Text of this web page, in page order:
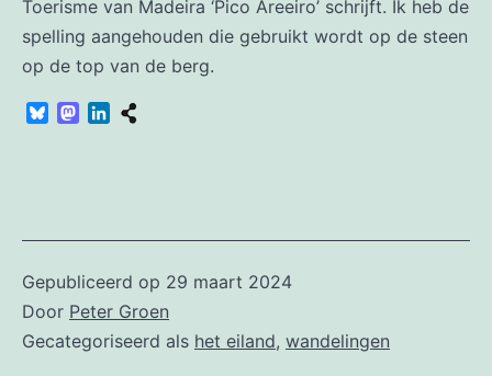
Toerisme van Madeira ‘Pico Areeiro’ schrijft. Ik heb de
spelling aangehouden die gebruikt wordt op de steen
op de top van de berg.
BlueskyMastodon
LinkedIn
Gepubliceerd op 29 maart 2024
Door Peter Groen
Gecategoriseerd als het eiland, wandelingen